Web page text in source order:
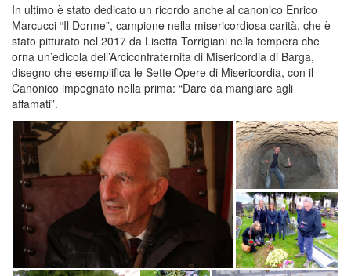
In ultimo è stato dedicato un ricordo anche al canonico Enrico
Marcucci “Il Dorme”, campione nella misericordiosa carità, che è
stato pitturato nel 2017 da Lisetta Torrigiani nella tempera che
orna un’edicola dell’Arciconfraternita di Misericordia di Barga,
disegno che esemplifica le Sette Opere di Misericordia, con il
Canonico impegnato nella prima: “Dare da mangiare agli
affamati”.